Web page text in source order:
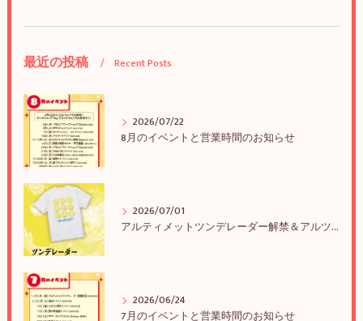
最近の投稿 Recent Posts
2026/07/22
8月のイベントと営業時間のお知らせ
2026/07/01
アルティメットツンデレーダー解禁＆アルツンBIGTEE販売のお知らせ
2026/06/24
7月のイベントと営業時間のお知らせ